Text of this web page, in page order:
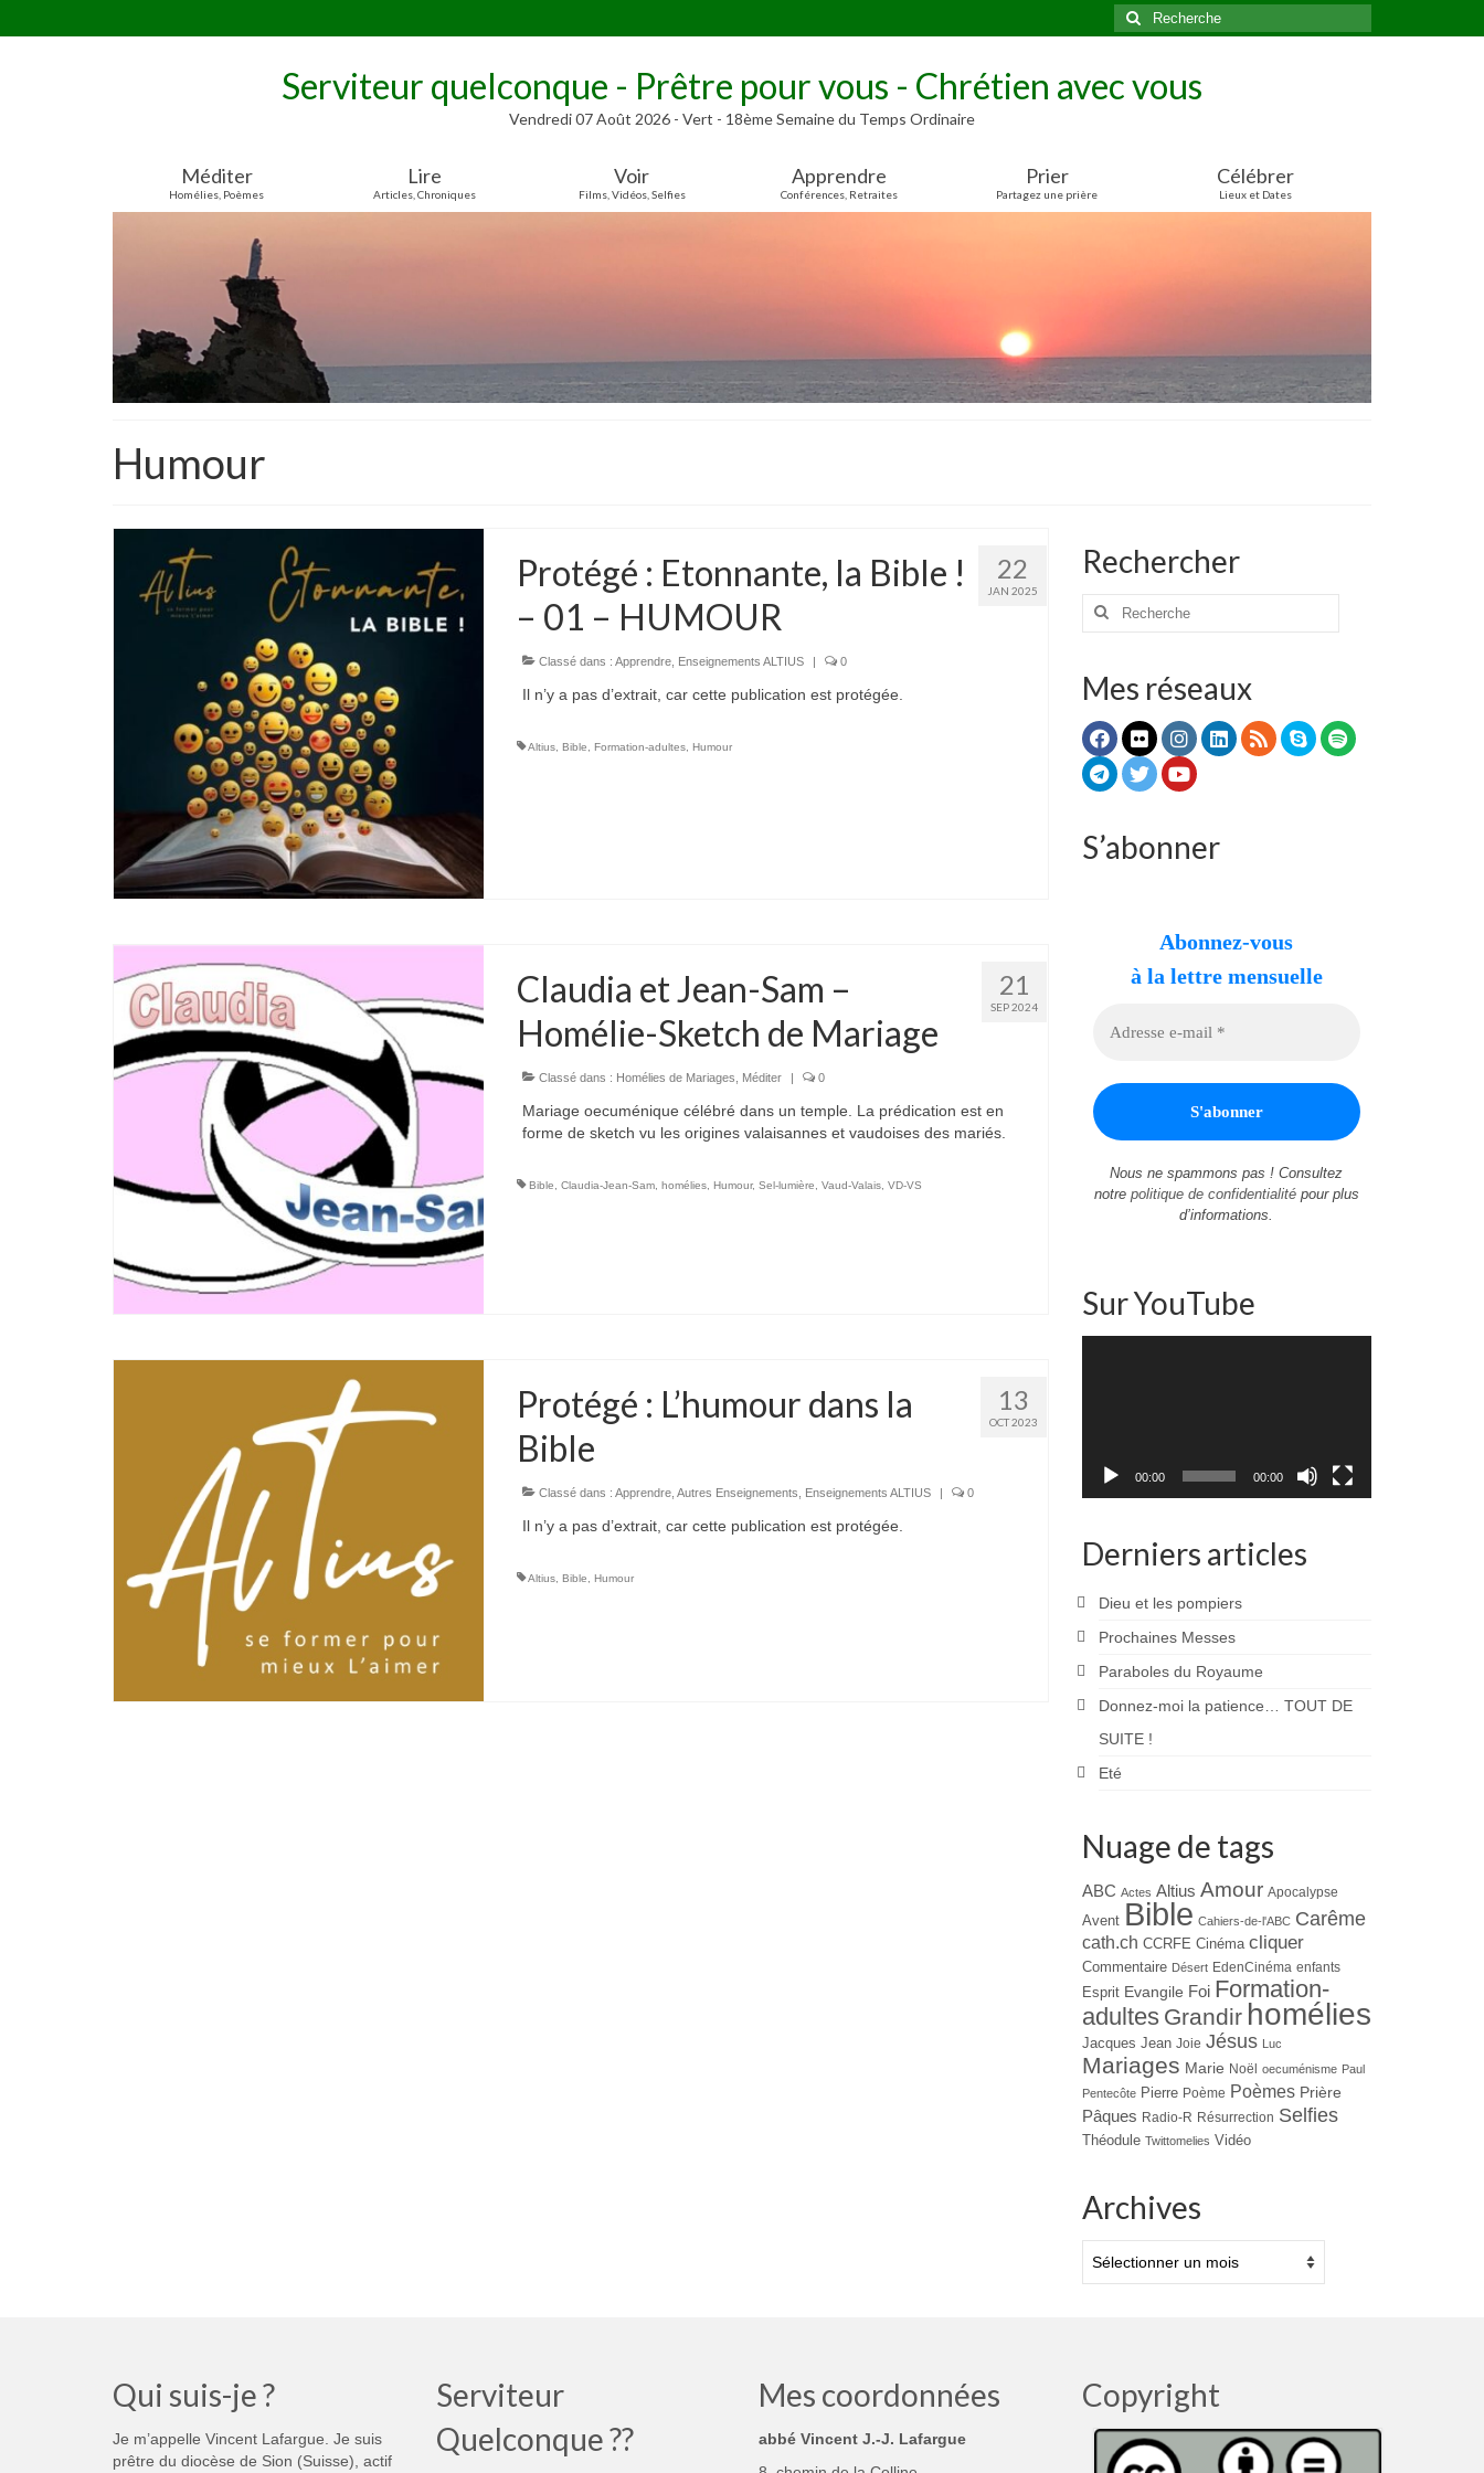
Rechercher
:
Serviteur quelconque - Prêtre pour vous - Chrétien avec vous
Vendredi 07 Août 2026 - Vert - 18ème Semaine du Temps Ordinaire
Méditer
Homélies, Poèmes
Lire
Articles, Chroniques
Voir
Films, Vidéos, Selfies
Apprendre
Conférences, Retraites
Prier
Partagez une prière
Célébrer
Lieux et Dates
Humour
22
JAN 2025
Protégé : Etonnante, la Bible !
– 01 – HUMOUR
Classé dans : Apprendre, Enseignements ALTIUS | 0
Il n’y a pas d’extrait, car cette publication est protégée.
Altius, Bible Formation-adultes, Humour
21
SEP 2024
Claudia et Jean-Sam –
Homélie-Sketch de Mariage
Classé dans : Homélies de Mariages Méditer | 0
Mariage oecuménique célébré dans un temple. La prédication est en
forme de sketch vu les origines valaisannes et vaudoises des mariés.
Bible Claudia-Jean-Sam, homélies, Humour, Sel-lumière Vaud-Valais, VD-VS
13
OCT 2023
Protégé : L’humour dans la
Bible
Classé dans : Apprendre, Autres Enseignements Enseignements ALTIUS 0
Il n’y a pas d’extrait, car cette publication est protégée.
Altius, Bible, Humour
Rechercher
Rechercher
Mes réseaux
S’abonner
Abonnez-vous
à la lettre mensuelle
Nous ne spammons pas ! Consultez
notre politique de confidentialitépour plus
d’informations.
Sur YouTube
00:00 00:00
Derniers articles
Dieu et les pompiers
Prochaines Messes
Paraboles du Royaume
Donnez-moi la patience… TOUT DE
SUITE !
Eté
Nuage de tags
ABC Actes Altius Amour Apocalypse
Avent Bible Cahiers-de-l'ABC Carême
cath.ch CCRFE Cinéma cliquer
Commentaire Désert EdenCinéma enfants
Esprit Evangile Foi Formation-
adultes Grandir homélies
Jacques Jean Joie Jésus Luc
Mariages Marie Noël oecuménisme Paul
Pentecôte Pierre Poème Poèmes Prière
Pâques Radio-R Résurrection Selfies
Théodule Twittomelies Vidéo
Archives
Qui suis-je ?
Je m’appelle Vincent Lafargue. Je suis
prêtre du diocèse de Sion (Suisse), actif
Serviteur
Quelconque ??
Mes coordonnées
abbé Vincent J.-J. Lafargue
Copyright